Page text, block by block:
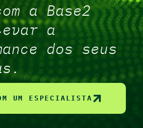
a Base2
a
dos seus
UM ESPECIALISTA